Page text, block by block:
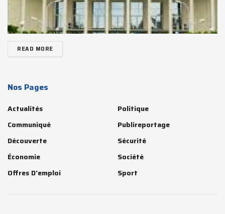
READ MORE
Nos Pages
Actualités
Communiqué
Découverte
Économie
Offres D'emploi
Politique
Publireportage
Sécurité
Société
Sport